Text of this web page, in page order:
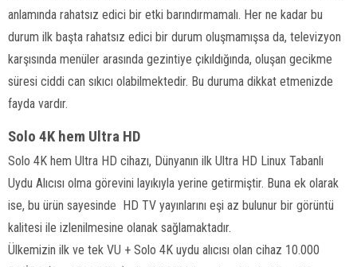
anlamında rahatsız edici bir etki barındırmamalı. Her ne kadar bu
durum ilk başta rahatsız edici bir durum oluşmamışsa da, televizyon
karşısında menüler arasında gezintiye çıkıldığında, oluşan gecikme
süresi ciddi can sıkıcı olabilmektedir. Bu duruma dikkat etmenizde
fayda vardır.
Solo 4K hem Ultra HD
Solo 4K hem Ultra HD cihazı, Dünyanın ilk Ultra HD Linux Tabanlı
Uydu Alıcısı olma görevini layıkıyla yerine getirmiştir. Buna ek olarak
ise, bu ürün sayesinde HD TV yayınlarını eşi az bulunur bir görüntü
kalitesi ile izlenilmesine olanak sağlamaktadır.
Ülkemizin ilk ve tek VU + Solo 4K uydu alıcısı olan cihaz 10.000